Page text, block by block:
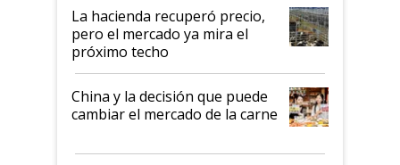
La hacienda recuperó precio,
pero el mercado ya mira el
próximo techo
China y la decisión que puede
cambiar el mercado de la carne